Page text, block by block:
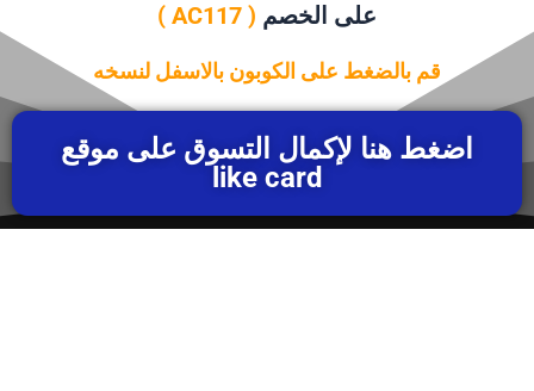
على الخصم ( AC117 )
قم بالضغط على الكوبون بالاسفل لنسخه
اضغط هنا لإكمال التسوق على موقع
like card